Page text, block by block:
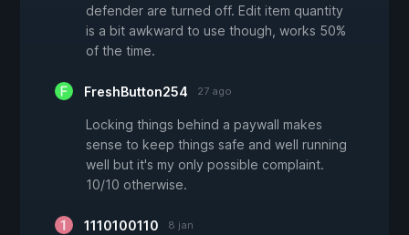
defender are turned off. Edit item quantity
is a bit awkward to use though, works 50%
of the time.
FreshButton254 27 ago
Locking things behind a paywall makes
sense to keep things safe and well running
well but it's my only possible complaint.
10/10 otherwise.
1110100110 8 jan